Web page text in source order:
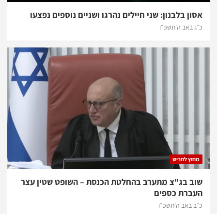
אסון בלבנון: שני חיילים נהרגו ושניים נוספים נפצעו
כ״ג באב ה׳תשפ״ו
מחוץ לחריש
שוב בג"צ מתערב בהחלטת הכנסת – השופט שטין עצר
העברת כספים
כ״ב באב ה׳תשפ״ו